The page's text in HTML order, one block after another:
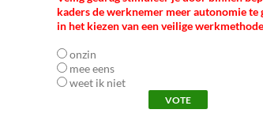
kaders de werknemer meer autonomie te
in het kiezen van een veilige
onzin
mee eens
weet ik niet